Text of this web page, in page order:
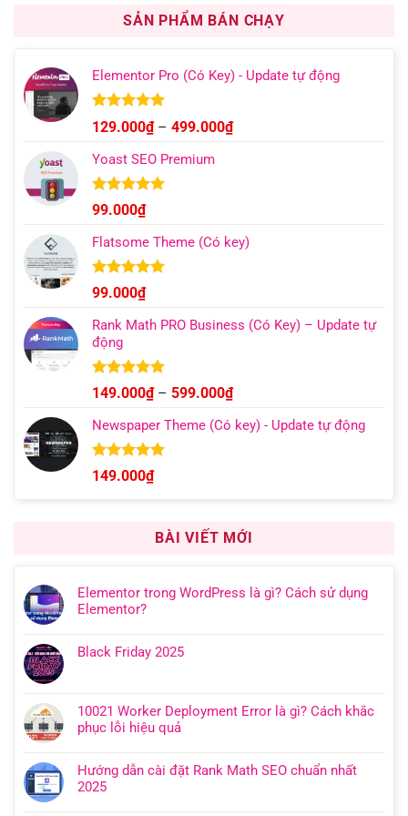
1.000.000₫.
là:
499.000₫.
SẢN PHẨM BÁN CHẠY
Elementor Pro (Có Key) - Update tự động
Được xếp
hạng4.93
5 sao
129.000₫ – 499.000₫Khoảng
Yoast SEO Premium
Được xếp
hạng4.96
5 sao
99.000₫
Flatsome Theme (Có key)
Được xếp
hạng 4.95
5 sao
99.000₫
Rank Math PRO Business (Có Key) – Update tự
động
Được xếp
hạng 5.00
5 sao
149.000₫ – 599.000₫Khoảng
từ
Newspaper Theme (Có key) - Update tự động
Được xếp
hạng 4.92
149.000₫
BÀI VIẾT MỚI
Elementor trong WordPress là gì? Cách sử dụng
Elementor?
Black Friday 2025
10021 Worker Deployment Error là gì? Cách khắc
phục lỗi hiệu quả
Hướng dẫn cài đặt Rank Math SEO chuẩn nhất
2025